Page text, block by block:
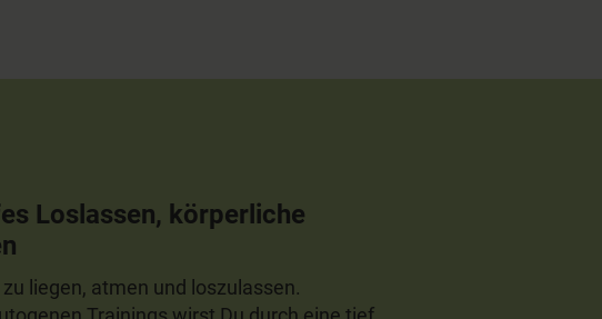
Loslassen, körperliche
liegen, atmen und loszulassen.